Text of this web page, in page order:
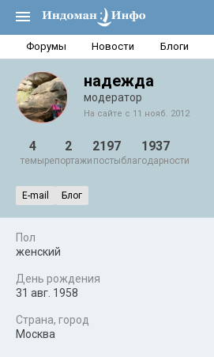
Форумы Новости Блоги
надежда
модератор
На сайте с 11 нояб. 2012
4
темы
2
репортажи
2197
посты
1937
благодарности
E-mail Блог
Пол
женский
День рождения
31 авг. 1958
Страна, город
Москва